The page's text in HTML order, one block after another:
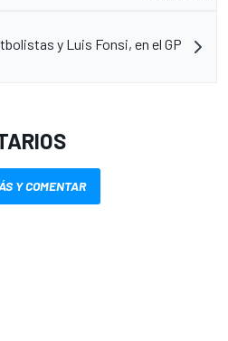
y Luis Fonsi, en el GP
Y COMENTAR